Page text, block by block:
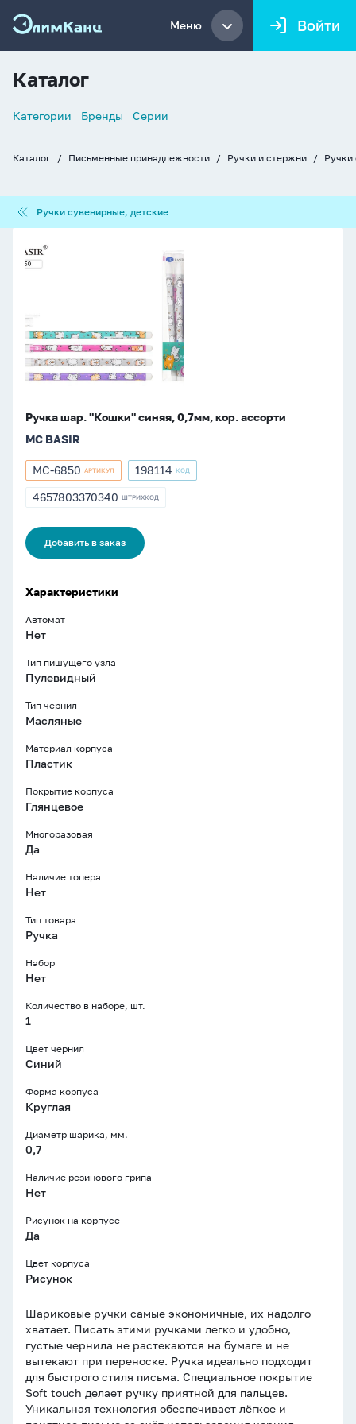
Меню Войти
Каталог
Список
Категории Бренды Серии
Каталог Письменные принадлежности Ручки и стержни Ручки
сувенирные,
детские
Ручки сувенирные, детские
Ручка
шар.
кор.
ассорти
Ручка шар. "Кошки" синяя, 0,7мм, кор. ассорти
MC BASIR
Артикул
МС-6850
МС-6850 АРТИКУЛ
Артикул
198114
198114 КОД
ШТРИХКОД
4657803370340 ШТРИХКОД
Добавить в заказ
Характеристики
Автомат
Нет
Тип пишущего узла
Пулевидный
Тип чернил
Масляные
Материал корпуса
Пластик
Покрытие корпуса
Глянцевое
Многоразовая
Да
Наличие топера
Нет
Тип товара
Ручка
Набор
Нет
Количество в наборе, шт.
1
Цвет чернил
Синий
Форма корпуса
Круглая
Диаметр шарика, мм.
0,7
Наличие резинового грипа
Нет
Рисунок на корпусе
Да
Цвет корпуса
Рисунок
Шариковые ручки самые экономичные, их надолго
хватает. Писать этими ручками легко и удобно,
густые чернила не растекаются на бумаге и не
вытекают при переноске. Ручка идеально подходит
для быстрого стиля письма. Специальное покрытие
Soft touch делает ручку приятной для пальцев.
Уникальная технология обеспечивает лёгкое и